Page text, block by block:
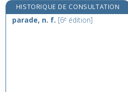
HISTORIQUE DE CONSULTATION
parade, n. f. [6e édition]